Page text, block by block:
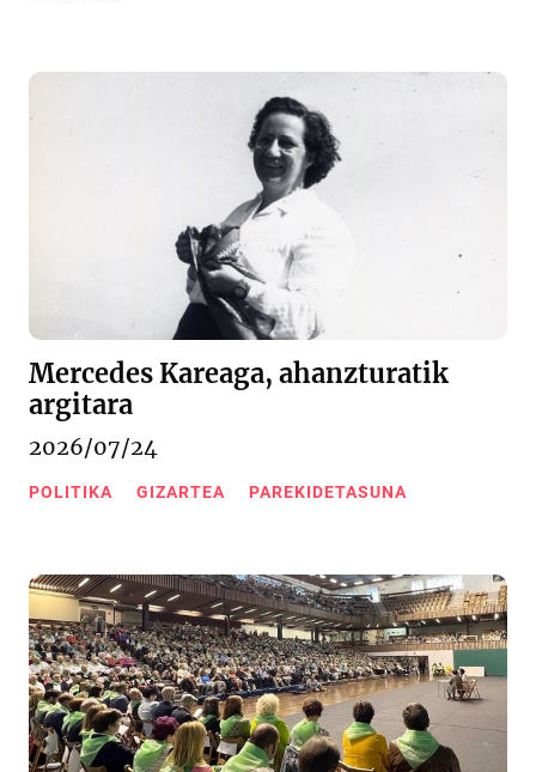
Mercedes Kareaga, ahanzturatik
argitara
2026/07/24
POLITIKA GIZARTEA PAREKIDETASUNA